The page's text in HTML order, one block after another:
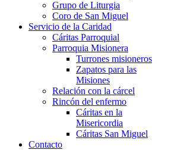
Grupo de Liturgia
Coro de San Miguel
Servicio de la Caridad
Cáritas Parroquial
Parroquia Misionera
Turrones misioneros
Zapatos para las
Misiones
Relación con la cárcel
Rincón del enfermo
Cáritas en la
Misericordia
Cáritas San Miguel
Contacto